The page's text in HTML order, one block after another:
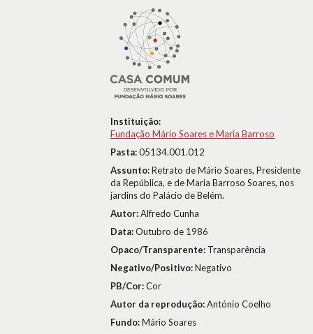
Instituição:
Fundação Mário Soares e Maria Barroso
Pasta:05134.001.012
Assunto:Retrato de Mário Soares, Presidente
da República, e de Maria Barroso Soares, nos
jardins do Palácio de Belém.
Autor:Alfredo Cunha
Data:Outubro de 1986
Opaco/Transparente: Transparência
Negativo/Positivo:Negativo
PB/Cor:Cor
Autor da reprodução:António Coelho
Fundo:Mário Soares